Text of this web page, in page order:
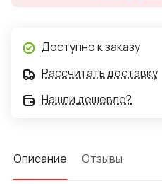
Доступно к заказу
Рассчитать доставку
Нашли дешевле?
Описание Отзывы